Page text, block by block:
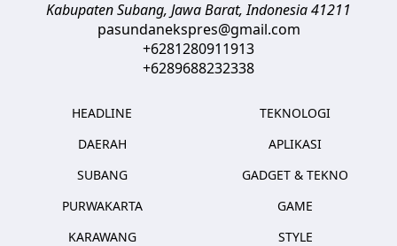
Kabupaten Subang, Jawa Barat,Indonesia41211
pasundanekspres@gmail.com
+6281280911913
+6289688232338
HEADLINE
DAERAH
SUBANG
PURWAKARTA
KARAWANG
TEKNOLOGI
APLIKASI
GADGET & TEKNO
GAME
STYLE